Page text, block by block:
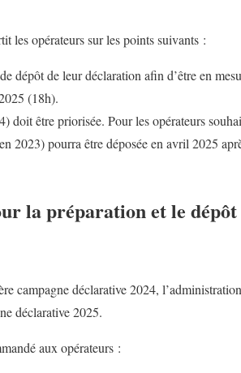
les opérateurs sur les points suivants :
dépôt de leur déclaration afin d’être en
(18h).
doit être priorisée. Pour les opérateurs
2023) pourra être déposée en avril 2025
la préparation et le
campagne déclarative 2024,
déclarative 2025.
aux opérateurs :